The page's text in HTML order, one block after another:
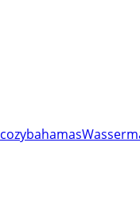
cozybahamas